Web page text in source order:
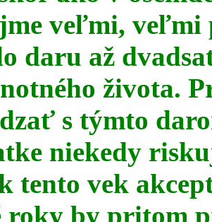
veľmi, veľmi
daru až
života.
s týmto
niekedy
tento vek
roky by pritom